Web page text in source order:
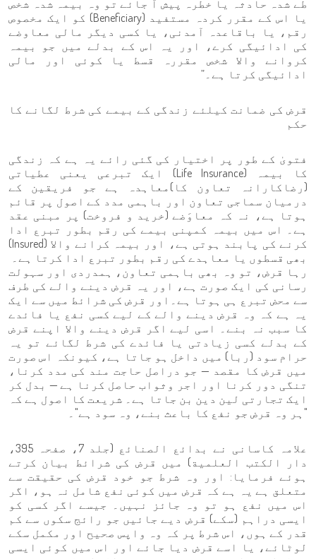
طے شدہ حادثہ یا خطرہ پیش آ جائے تو وہ بیمہ شدہ شخص
یا اس کے مقرر کردہ مستفید (Beneficiary) کو ایک مخصوص
رقم، یا باقاعدہ آمدنی، یا کسی دیگر مالی معاوضے
کی ادائیگی کرے، اور یہ اس کے بدلے میں جو بیمہ
کروانے والا شخص مقررہ قسط یا کوئی اور مالی
ادائیگی کرتا ہے۔”
قرض کی ضمانت کیلئے زندگی کے بیمے کی شرط لگانے کا
حکم
فتویٰ کے طور پر اختیار کی گئی رائے یہ ہے کہ زندگی
کا بیمہ (Life Insurance) ایک تبرعی یعنی عطیاتی
(رضاکارانہ تعاون کا)معاہدہ ہے جو فریقین کے
درمیان سماجی تعاون اور باہمی مدد کے اصول پر قائم
ہوتا ہے، نہ کہ معاوَضے (خرید و فروخت) پر مبنی عقد
ہے۔ اس میں بیمہ کمپنی بیمے کی رقم بطور تبرع ادا
کرنے کی پابند ہوتی ہے، اور بیمہ کرانے والا (Insured)
بھی قسطوں یا معاہدے کی رقم بطور تبرع ادا کرتا ہے۔
رہا قرض، تو وہ بھی باہمی تعاون، ہمدردی اور سہولت
رسانی کی ایک صورت ہے، اور یہ قرض دینے والے کی طرف
سے محض تبرع ہی ہوتا ہے۔اور قرض کی شرائط میں سے ایک
یہ ہے کہ وہ قرض دینے والے کے لیے کسی نفع یا فائدے
کا سبب نہ بنے۔ اسی لیے اگر قرض دینے والا اپنے قرض
کے بدلے کسی زیادتی یا فائدے کی شرط لگائے تو یہ
حرام سود (ربا) میں داخل ہو جاتا ہے، کیونکہ اس صورت
میں قرض کا مقصد — جو دراصل حاجت مند کی مدد کرنا،
تنگی دور کرنا اور اجر وثواب حاصل کرنا ہے — بدل کر
ایک تجارتی لین دین بن جاتا ہے۔ شریعت کا اصول ہے کہ
"ہر وہ قرض جو نفع کا باعث بنے، وہ سود ہے"۔
علامہ کاسانی نے بدائع الصنائع (جلد 7، صفحہ 395،
دار الکتب العلمیة) میں قرض کی شرائط بیان کرتے
ہوئے فرمایا: اور وہ شرط جو خود قرض کی حقیقت سے
متعلق ہے یہ ہے کہ قرض میں کوئی نفع شامل نہ ہو، اگر
اس میں نفع ہو تو وہ جائز نہیں۔ جیسے اگر کسی کو
ایسی دراہم (سکے) قرض دیے جائیں جو رائج سکوں سے کم
قدر کے ہوں، اس شرط پر کہ وہ واپس صحیح اور مکمل سکے
لوٹائے، یا اسے قرض دیا جائے اور اس میں کوئی ایسی